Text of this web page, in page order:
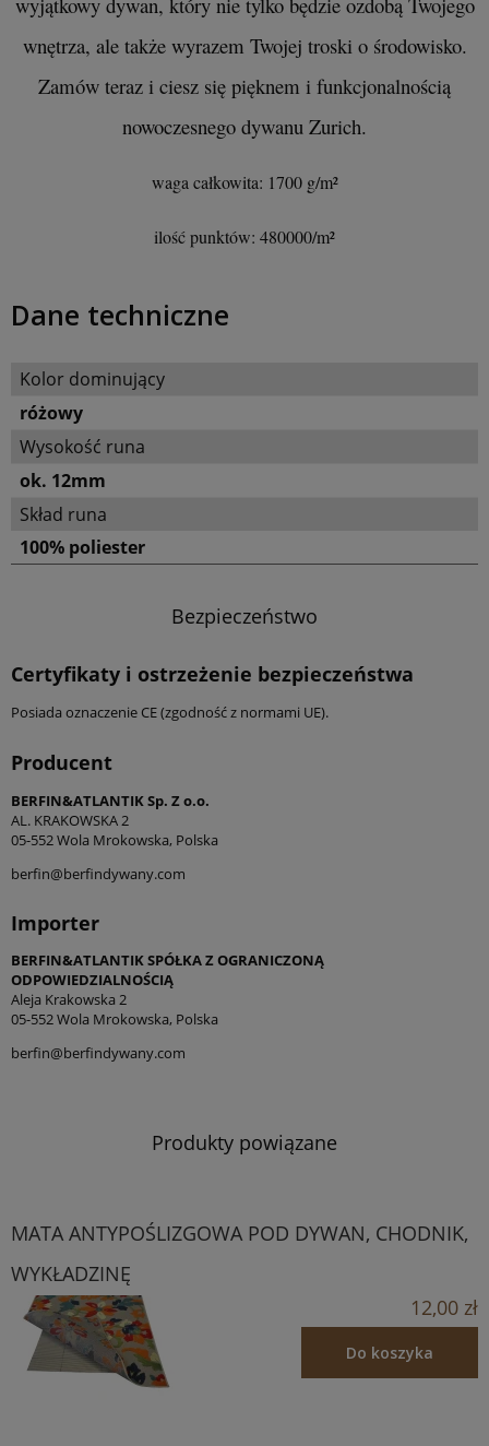
wnętrza, ale także wyrazem Twojej troski o środowisko.
Zamów teraz i ciesz się pięknem i funkcjonalnością
nowoczesnego dywanu Zurich.
waga całkowita: 1700 g/m²
ilość punktów: 480000/m²
Dane techniczne
Kolor dominujący
różowy
Wysokość runa
ok. 12mm
Skład runa
100% poliester
Bezpieczeństwo
Certyfikaty i ostrzeżenie bezpieczeństwa
Posiada oznaczenie CE (zgodność z normami UE).
Producent
BERFIN&ATLANTIK Sp. Z o.o.
AL. KRAKOWSKA 2
05-552 Wola Mrokowska, Polska
berfin@berfindywany.com
Importer
BERFIN&ATLANTIK SPÓŁKA Z OGRANICZONĄ
ODPOWIEDZIALNOŚCIĄ
Aleja Krakowska 2
05-552 Wola Mrokowska, Polska
berfin@berfindywany.com
Produkty powiązane
MATA ANTYPOŚLIZGOWA POD DYWAN, CHODNIK,
WYKŁADZINĘ
12,00 zł
Do koszyka